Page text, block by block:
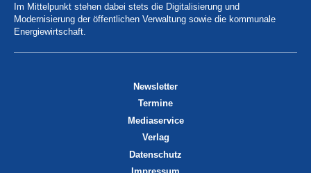
Im Mittelpunkt stehen dabei stets die Digitalisierung und
Modernisierung der öffentlichen Verwaltung sowie die kommunale
Energiewirtschaft.
Newsletter
Termine
Mediaservice
Verlag
Datenschutz